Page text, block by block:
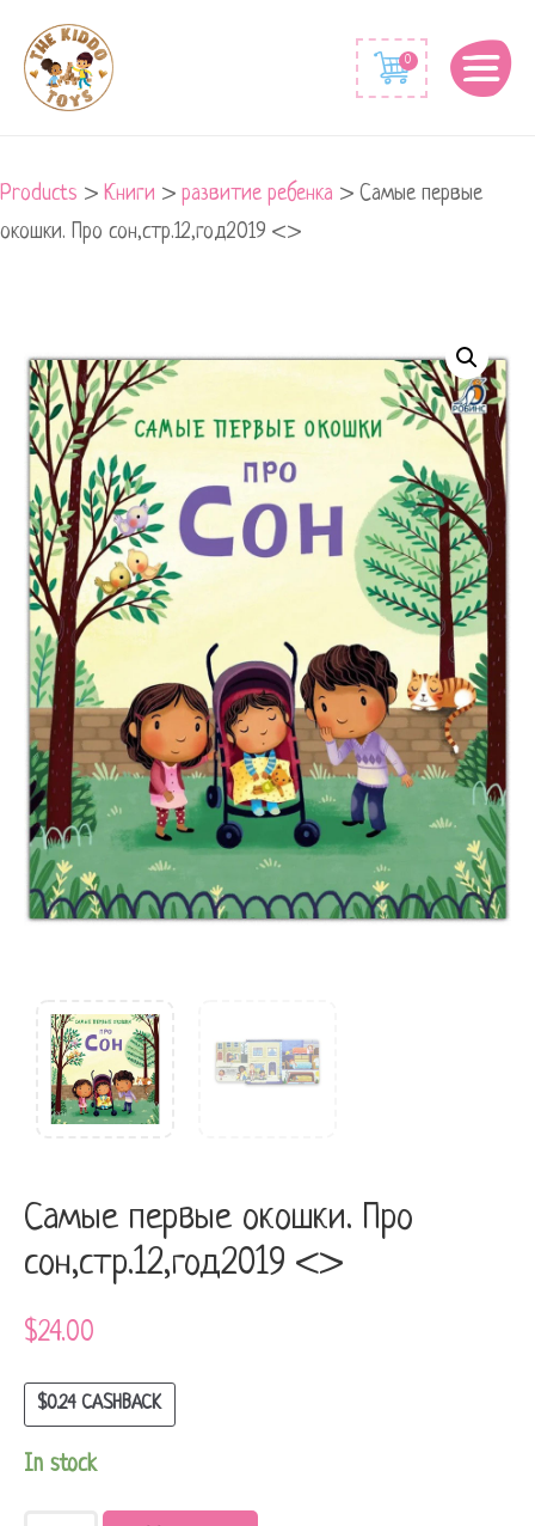
0
Products > Книги > развитие ребенка > Самые первые
окошки. Про сон,стр.12,год2019 <>
Самые первые окошки. Про
сон,стр.12,год2019 <>
$24.00
$0.24CASHBACK
In stock
первые
окошки.
Про
сон,стр.12,год2019
quantity